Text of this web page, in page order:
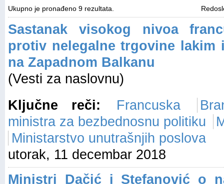
Ukupno je pronađeno 9 rezultata.
Sastanak visokog nivoa
protiv nelegalne trgovine lakim
na Zapadnom Balkanu
(Vesti za naslovnu)
Ključne reči:
Francuska
ministra za bezbednosnu politiku
Ministarstvo unutrašnjih poslova
utorak, 11 decembar 2018
Ministri Dačić i Stefanović o